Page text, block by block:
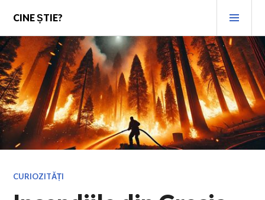
content
CINE ȘTIE?
CURIOZITĂȚI